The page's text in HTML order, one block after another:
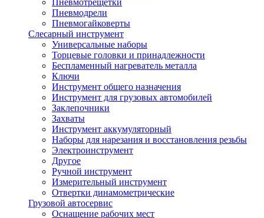
Пневмотрещетки
Пневмодрели
Пневмогайковерты
Слесарный инструмент
Универсальные наборы
Торцевые головки и принадлежности
Беспламенный нагреватель металла
Ключи
Инструмент общего назначения
Инструмент для грузовых автомобилей
Заклепочники
Захваты
Инструмент аккумуляторный
Наборы для нарезания и восстановления резьбы
Электроинструмент
Другое
Ручной инструмент
Измерительный инструмент
Отвертки динамометрические
Грузовой автосервис
Оснащение рабочих мест